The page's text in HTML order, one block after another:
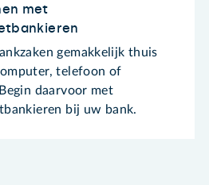
met
gemakkelijk thuis
telefoon of
daarvoor met
bij uw bank.